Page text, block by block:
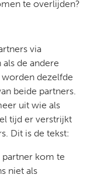
te overlijden?
via
de andere
dezelfde
beide partners.
uit wie als
tijd er verstrijkt
Dit is de tekst:
kom te
niet als